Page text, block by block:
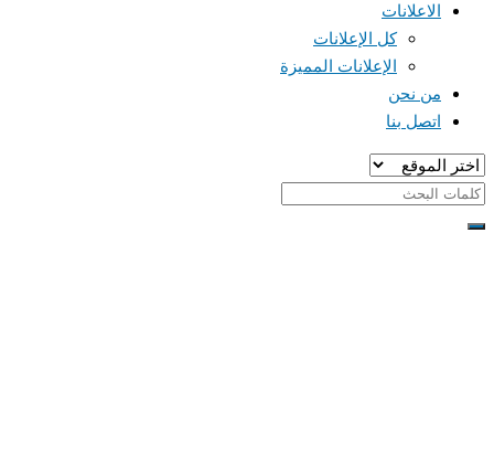
الاعلانات
كل الإعلانات
الإعلانات المميزة
من نحن
اتصل بنا